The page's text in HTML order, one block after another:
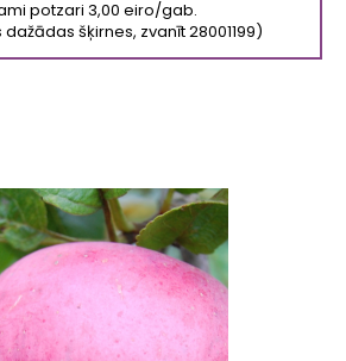
potzari 3,00 eiro/gab.
šķirnes, zvanīt 28001199)